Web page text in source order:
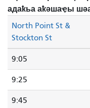
адаҟьа аҟәшаҿы
North Point St &
Stockton St
9:05
9:25
9:45